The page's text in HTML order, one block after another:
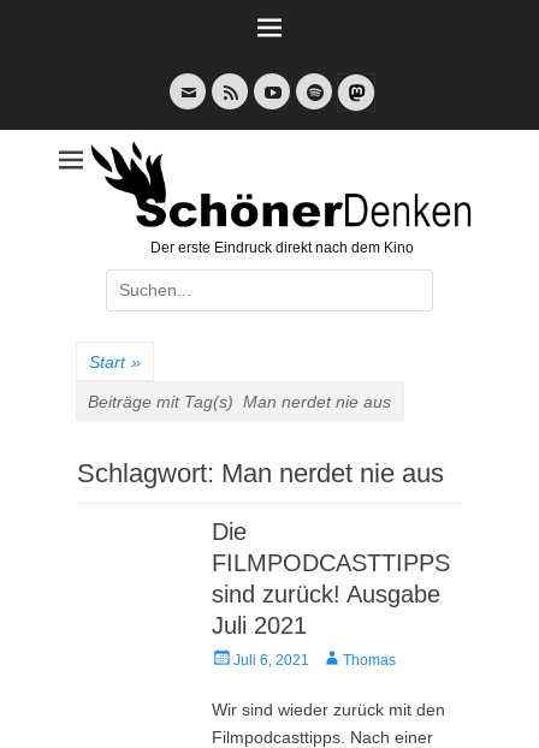
E-
Mail
Feed YouTubeSpotify
Der erste Eindruck direkt nach dem Kino
Suche
nach:
Start »
Beiträge mit Tag(s) Man nerdet nie aus
Schlagwort: Man nerdet nie aus
Die
FILMPODCASTTIPPS
sind zurück! Ausgabe
Juli 2021
Veröffentlicht
Juli 6, 2021 AutorThomas
Wir sind wieder zurück mit den
Filmpodcasttipps. Nach einer